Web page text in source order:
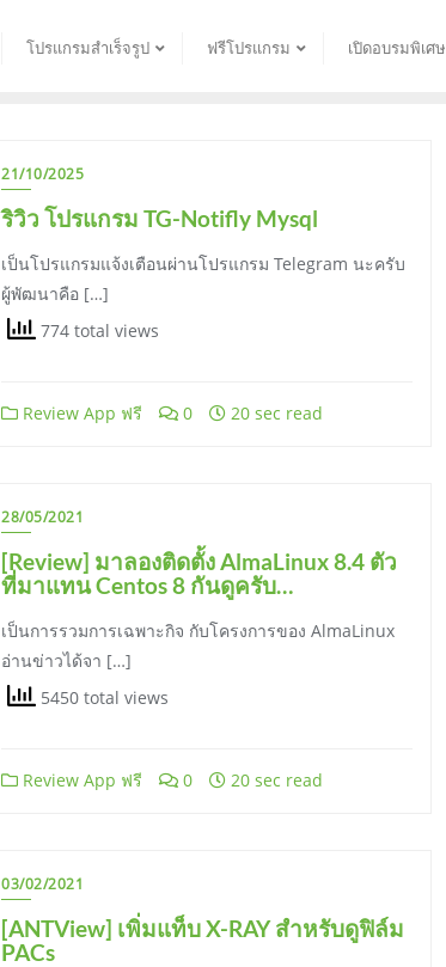
โปรแกรมสำเร็จรูป ฟรีโปรแกรม เปิดอบรมพิเศษ
21/10/2025
ริวิว โปรแกรม TG-Notifly Mysql
เป็นโปรแกรมแจ้งเตือนผ่านโปรแกรม Telegram นะครับ
ผู้พัฒนาคือ […]
774 total views
Review App ฟรี 0 20 sec read
28/05/2021
[Review] มาลองติดตั้ง AlmaLinux 8.4 ตัว
ที่มาแทน Centos 8 กันดูครับ…
เป็นการรวมการเฉพาะกิจ กับโครงการของ AlmaLinux
อ่านข่าวได้จา […]
5450 total views
Review App ฟรี 0 20 sec read
03/02/2021
[ANTView] เพิ่มแท็บ X-RAY สำหรับดูฟิล์ม
PACs